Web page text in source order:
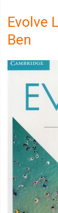
Evolve
Ben